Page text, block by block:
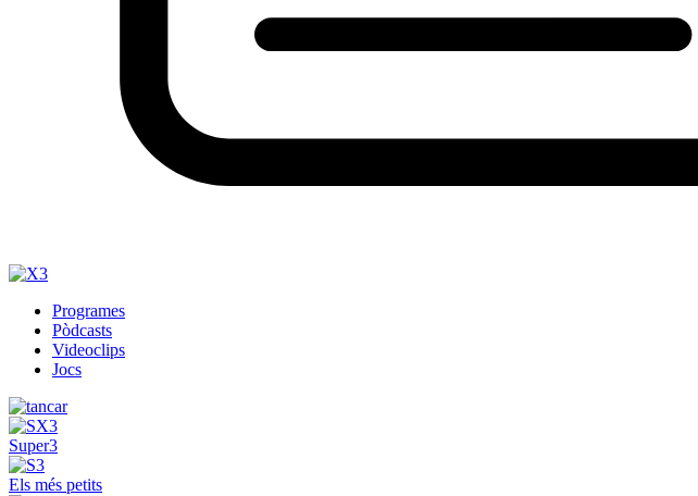
Programes
Pòdcasts
Videoclips
Jocs
Super3
Els més petits